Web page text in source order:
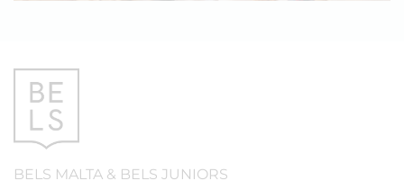
BELS MALTA & BELS JUNIORS